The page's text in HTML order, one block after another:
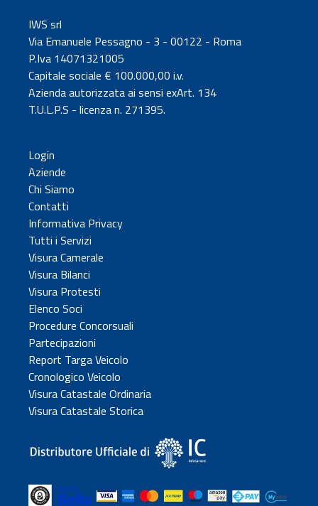
IWS srl
Via Emanuele Pessagno - 3 - 00122 - Roma
P.Iva 14071321005
Capitale sociale € 100.000,00 i.v.
Azienda autorizzata ai sensi exArt. 134
T.U.L.P.S - licenza n. 271395.
Login
Aziende
Chi Siamo
Contatti
Informativa Privacy
Tutti i Servizi
Visura Camerale
Visura Bilanci
Visura Protesti
Elenco Soci
Procedure Concorsuali
Partecipazioni
Report Targa Veicolo
Cronologico Veicolo
Visura Catastale Ordinaria
Visura Catastale Storica